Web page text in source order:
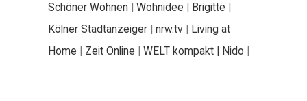
Schöner Wohnen | Wohnidee | Brigitte |
Kölner Stadtanzeiger | nrw.tv | Living at
Home | Zeit Online | WELT kompakt | Nido |